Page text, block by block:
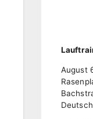
August